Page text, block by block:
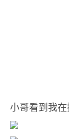
小哥看到我